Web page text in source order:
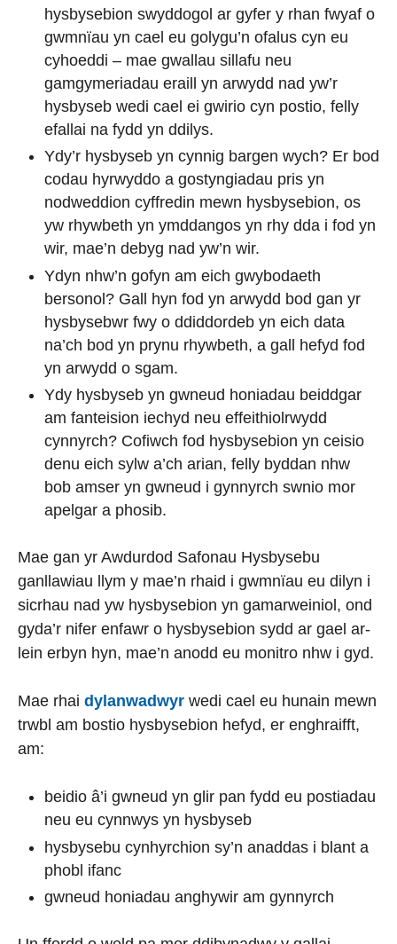
hysbysebion swyddogol ar gyfer y rhan fwyaf o
gwmnïau yn cael eu golygu’n ofalus cyn eu
cyhoeddi – mae gwallau sillafu neu
gamgymeriadau eraill yn arwydd nad yw’r
hysbyseb wedi cael ei gwirio cyn postio, felly
efallai na fydd yn ddilys.
Ydy’r hysbyseb yn cynnig bargen wych? Er bod
codau hyrwyddo a gostyngiadau pris yn
nodweddion cyffredin mewn hysbysebion, os
yw rhywbeth yn ymddangos yn rhy dda i fod yn
wir, mae’n debyg nad yw’n wir.
Ydyn nhw’n gofyn am eich gwybodaeth
bersonol? Gall hyn fod yn arwydd bod gan yr
hysbysebwr fwy o ddiddordeb yn eich data
na’ch bod yn prynu rhywbeth, a gall hefyd fod
yn arwydd o sgam.
Ydy hysbyseb yn gwneud honiadau beiddgar
am fanteision iechyd neu effeithiolrwydd
cynnyrch? Cofiwch fod hysbysebion yn ceisio
denu eich sylw a’ch arian, felly byddan nhw
bob amser yn gwneud i gynnyrch swnio mor
apelgar a phosib.
Mae gan yr Awdurdod Safonau Hysbysebu
ganllawiau llym y mae’n rhaid i gwmnïau eu dilyn i
sicrhau nad yw hysbysebion yn gamarweiniol, ond
gyda’r nifer enfawr o hysbysebion sydd ar gael ar-
lein erbyn hyn, mae’n anodd eu monitro nhw i gyd.
Mae rhai dylanwadwyr wedi cael eu hunain mewn
trwbl am bostio hysbysebion hefyd, er enghraifft,
am:
beidio â’i gwneud yn glir pan fydd eu postiadau
neu eu cynnwys yn hysbyseb
hysbysebu cynhyrchion sy’n anaddas i blant a
phobl ifanc
gwneud honiadau anghywir am gynnyrch